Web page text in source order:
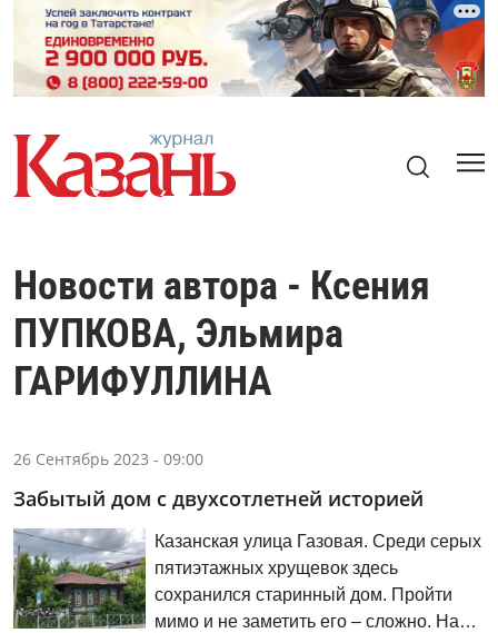
Новости автора - Ксения
ПУПКОВА, Эльмира
ГАРИФУЛЛИНА
26 Сентябрь 2023 - 09:00
Забытый дом с двухсотлетней историей
Казанская улица Газовая. Среди серых
пятиэтажных хрущевок здесь
сохранился старинный дом. Пройти
мимо и не заметить его – сложно. Нам